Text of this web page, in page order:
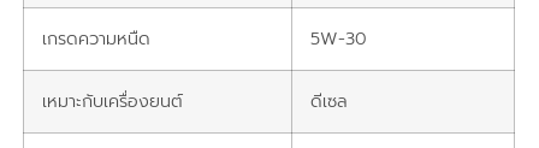
เกรดความหนืด 5W-30
เหมาะกับเครื่องยนต์ ดีเซล